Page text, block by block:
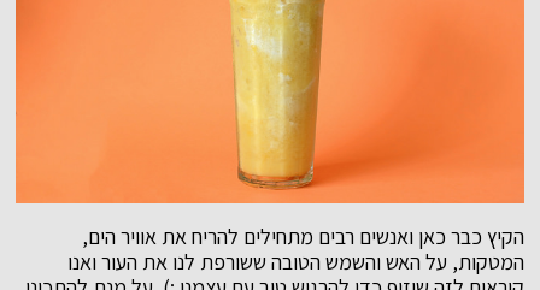
הקיץ כבר כאן ואנשים רבים מתחילים להריח את אוויר הים,
המטקות, על האש והשמש הטובה ששורפת לנו את העור ואנו